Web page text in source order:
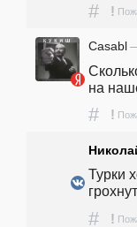
# !
Casabl —
на
# !
Турки
# !